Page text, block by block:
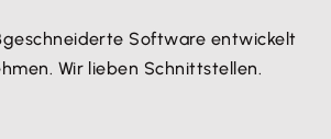
Software entwickelt
Wir lieben Schnittstellen.